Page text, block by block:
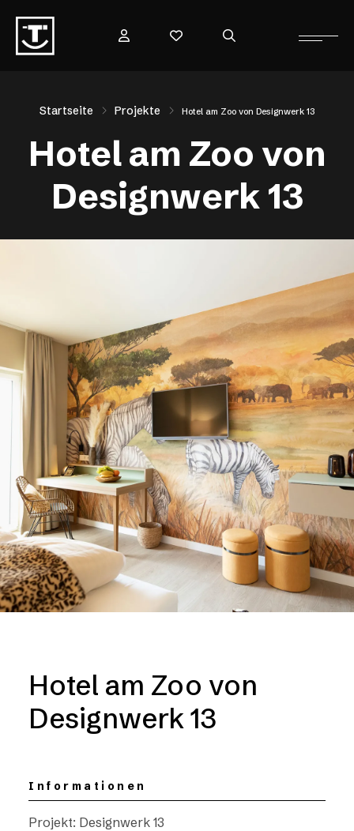
Startseite Projekte Hotel am Zoo von Designwerk 13
Hotel am Zoo von
Designwerk 13
Hotel am Zoo von
Designwerk 13
Informationen
Projekt: Designwerk 13